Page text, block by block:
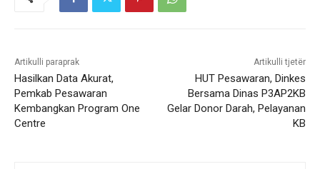
Artikulli paraprak
Hasilkan Data Akurat,
Pemkab Pesawaran
Kembangkan Program One
Centre
Artikulli tjetër
HUT Pesawaran, Dinkes
Bersama Dinas P3AP2KB
Gelar Donor Darah, Pelayanan
KB